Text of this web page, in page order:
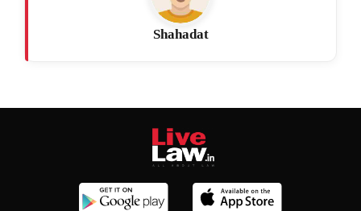
Shahadat